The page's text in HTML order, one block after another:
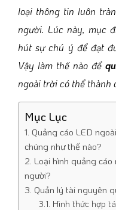
loại thông tin luôn
người. Lúc này, mục
hút sự chú ý để đạt
Vậy làm thế nào để
ngoài trời có thể thành
Mục Lục
1. Quảng cáo LED
chúng như thế nào?
2. Loại hình quảng
người?
3. Quản lý tài nguyên
3.1. Hình thức hợp